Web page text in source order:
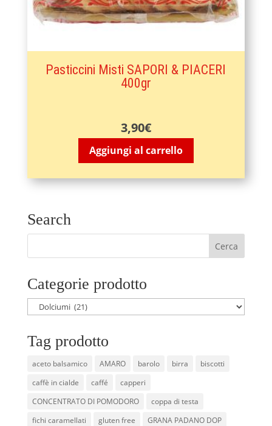
Pasticcini Misti SAPORI & PIACERI
400gr
3,90€
Aggiungi al carrello
Search
Categorie prodotto
Tag prodotto
aceto balsamico AMARO barolo birra
biscotti
caffè in cialde
caffé
capperi
CONCENTRATO DI POMODORO
coppa di testa
fichi caramellati
gluten free
GRANA PADANO DOP